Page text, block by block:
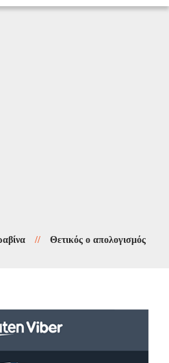
// Θετικός ο απολογισμός για την